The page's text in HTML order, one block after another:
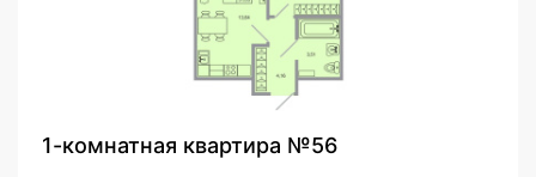
1-комнатная квартира №56